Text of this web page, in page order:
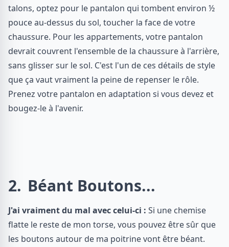
talons, optez pour le pantalon qui tombent environ ½
pouce au-dessus du sol, toucher la face de votre
chaussure. Pour les appartements, votre pantalon
devrait couvrent l'ensemble de la chaussure à l'arrière,
sans glisser sur le sol. C'est l'un de ces détails de style
que ça vaut vraiment la peine de repenser le rôle.
Prenez votre pantalon en adaptation si vous devez et
bougez-le à l'avenir.
2 Béant Boutons...
J'ai vraiment du mal avec celui-ci : Si une chemise
flatte le reste de mon torse, vous pouvez être sûr que
les boutons autour de ma poitrine vont être béant.